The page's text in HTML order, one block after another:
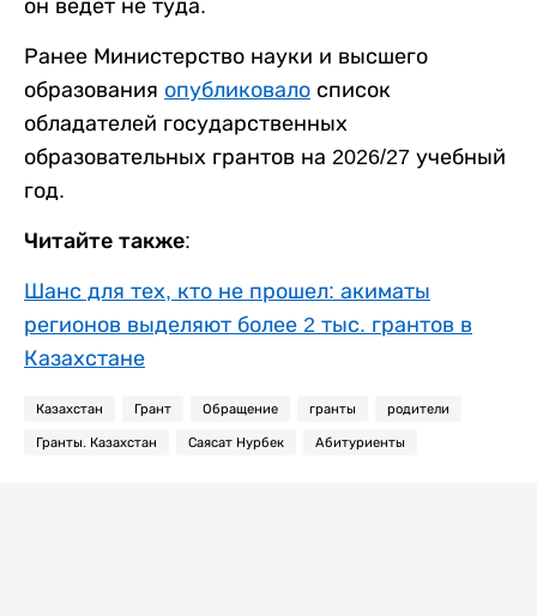
он ведет не туда.
Ранее Министерство науки и высшего
образования опубликовало список
обладателей государственных
образовательных грантов на 2026/27 учебный
год.
Читайте также:
Шанс для тех, кто не прошел: акиматы
регионов выделяют более 2 тыс. грантов в
Казахстане
Казахстан Грант Обращение гранты родители
Гранты. Казахстан Саясат Нурбек Абитуриенты